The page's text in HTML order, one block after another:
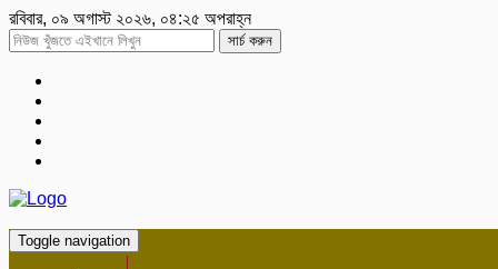
রবিবার, ০৯ অগাস্ট ২০২৬, ০৪:২৫ অপরাহ্ন
সার্চ করুন
Toggle navigation